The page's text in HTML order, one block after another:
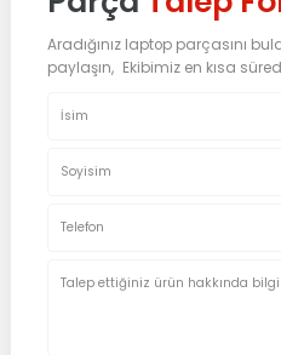
Aradığınız laptop parçasını
paylaşın, Ekibimiz en kısa